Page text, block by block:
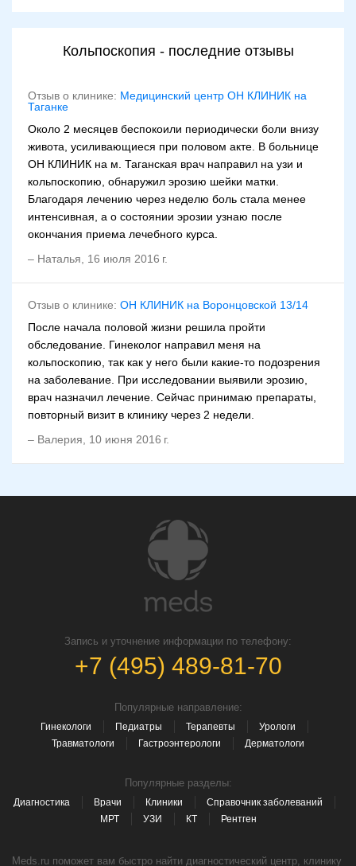
Кольпоскопия - последние отзывы
Отзыв о клинике: Медицинский центр ОН КЛИНИК на
Таганке
Около 2 месяцев беспокоили периодически боли внизу
живота, усиливающиеся при половом акте. В больнице
ОН КЛИНИК на м. Таганская врач направил на узи и
кольпоскопию, обнаружил эрозию шейки матки.
Благодаря лечению через неделю боль стала менее
интенсивная, а о состоянии эрозии узнаю после
окончания приема лечебного курса.
– Наталья 16 июля 2016 г.
Отзыв о клинике: ОН КЛИНИК на Воронцовской 13/14
После начала половой жизни решила пройти
обследование. Гинеколог направил меня на
кольпоскопию, так как у него были какие-то подозрения
на заболевание. При исследовании выявили эрозию,
врач назначил лечение. Сейчас принимаю препараты,
повторный визит в клинику через 2 недели.
– Валерия 10 июня 2016 г.
Запись и уточнение информации по телефону:
+7 (495) 489-81-70
Популярные направление:
Гинекологи Педиатры Терапевты
Урологи
Травматологи
Гастроэнтерологи Дерматологи
Популярные разделы:
Диагностика Врачи Клиники
Справочник заболеваний
МРТ
УЗИ КТ Рентген
Meds.ru поможет вам быстро найти диагностический центр, клинику